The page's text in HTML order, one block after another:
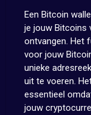
Een Bitcoin
je jouw Bitcoins
ontvangen. Het
voor jouw
unieke
uit te voeren.
essentieel
jouw